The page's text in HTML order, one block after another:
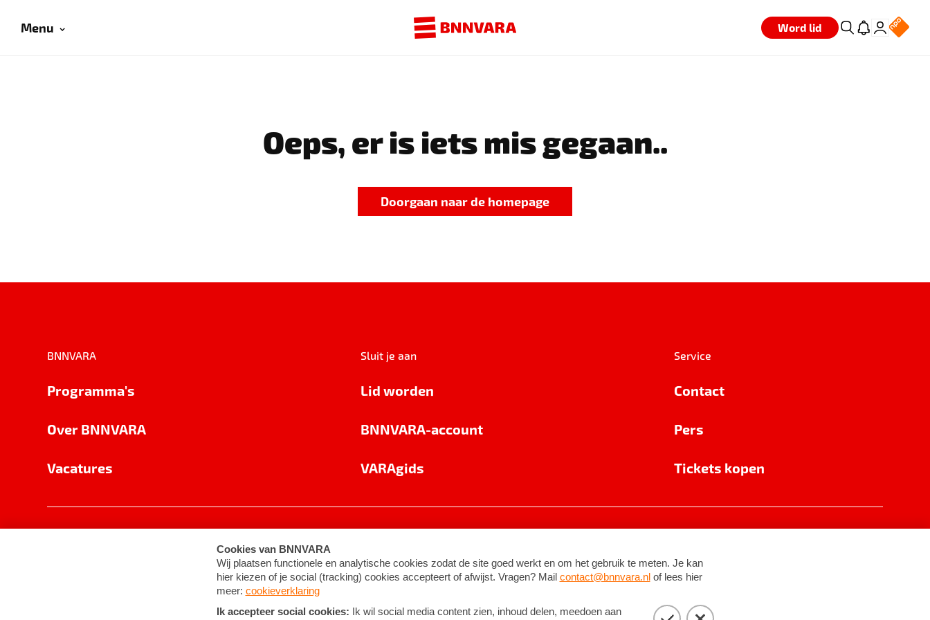
Menu Word lid
Oeps, er is iets mis gegaan..
Doorgaan naar de homepage
BNNVARA
Programma's
Over BNNVARA
Vacatures
Sluit je aan
Lid worden
BNNVARA-account
VARAgids
Service
Contact
Pers
Tickets kopen
Cookie-instellingen Algemene voorwaarden ©2026BNNVARA